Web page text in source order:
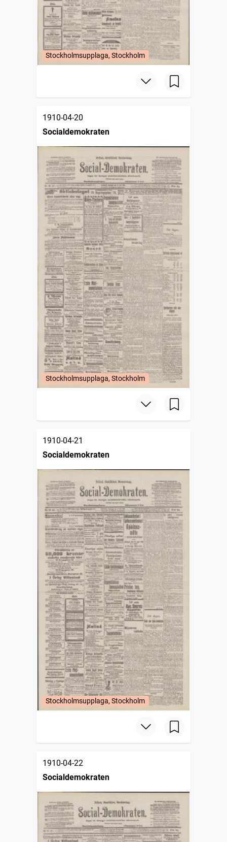
Stockholmsupplaga, Stockholm
1910-04-20
Socialdemokraten
Stockholmsupplaga, Stockholm
1910-04-21
Socialdemokraten
Stockholmsupplaga, Stockholm
1910-04-22
Socialdemokraten